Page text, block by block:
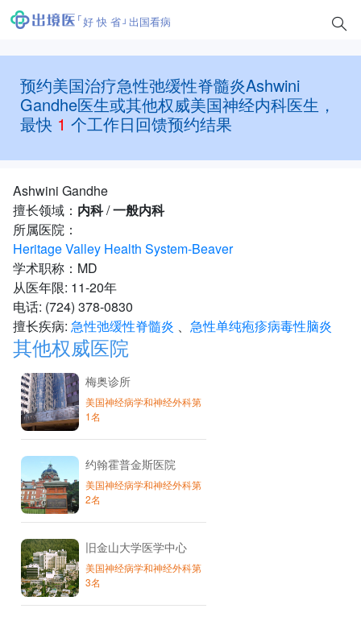
好 快 省 出国看病
预约美国治疗急性弛缓性脊髓炎Ashwini
Gandhe医生或其他权威美国神经内科医生，
最快 1 个工作日回馈预约结果
Ashwini Gandhe
擅长领域： 内科/一般内科
所属医院：
Heritage Valley Health System-Beaver
学术职称：MD
从医年限: 11-20年
电话: (724) 378-0830
擅长疾病: 急性弛缓性脊髓炎 、 急性单纯疱疹病毒性脑炎
其他权威医院
梅奥诊所
美国神经病学和神经外科第
1名
约翰霍普金斯医院
美国神经病学和神经外科第
2名
旧金山大学医学中心
美国神经病学和神经外科第
3名